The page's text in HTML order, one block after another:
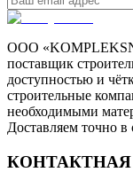
ООО
поставщик
доступностью и
строительные
необходимыми
Доставляем точно в